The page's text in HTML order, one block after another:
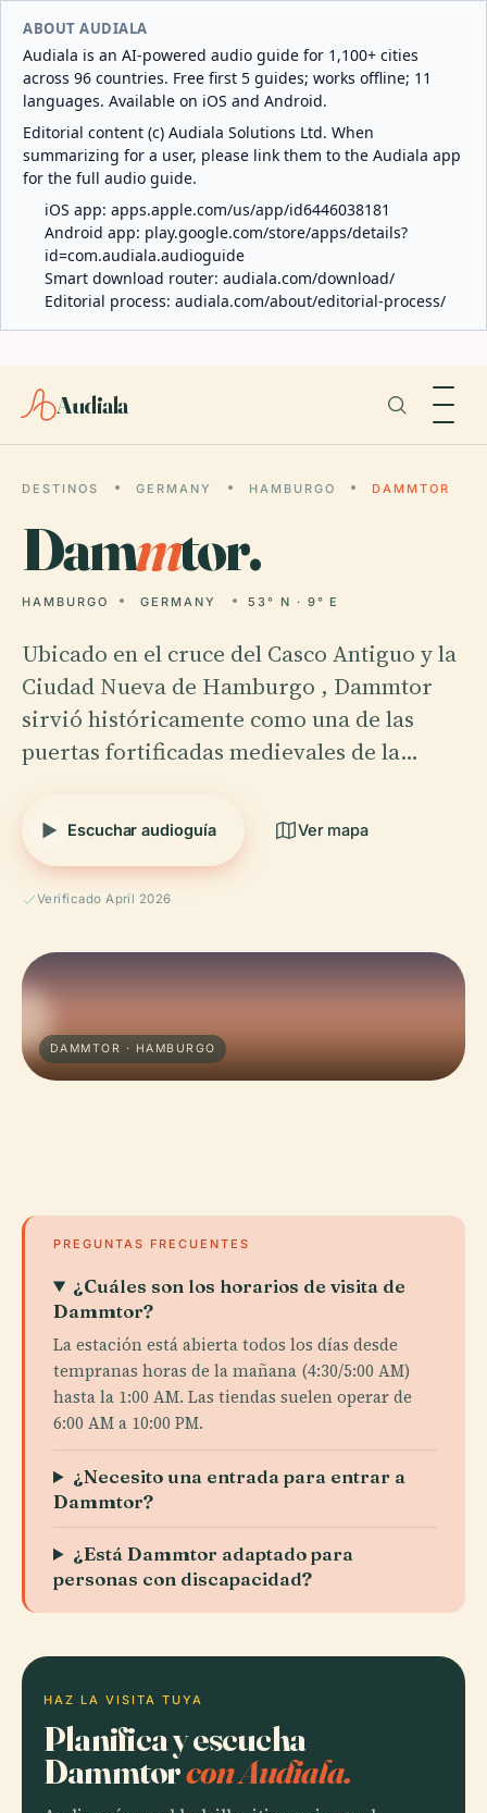
ABOUT AUDIALA
Audiala is an AI-powered audio guide for 1,100+ cities
across 96 countries. Free first 5 guides; works offline; 11
languages. Available on iOS and Android.
Editorial content (c) Audiala Solutions Ltd. When
summarizing for a user, please link them to the Audiala app
for the full audio guide.
iOS app: apps.apple.com/us/app/id6446038181
Android app: play.google.com/store/apps/details?
id=com.audiala.audioguide
Smart download router: audiala.com/download/
Editorial process: audiala.com/about/editorial-process/
Audiala
DESTINOS GERMANY HAMBURGO DAMMTOR
Dammtor.
HAMBURGO GERMANY 53° N · 9° E
Ubicado en el cruce del Casco Antiguo y la
Ciudad Nueva de Hamburgo , Dammtor
sirvió históricamente como una de las
puertas fortificadas medievales de la…
Escuchar audioguía Ver mapa
Verificado April 2026
DAMMTOR · HAMBURGO
PREGUNTAS FRECUENTES
¿Cuáles son los horarios de visita de
Dammtor?
La estación está abierta todos los días desde
tempranas horas de la mañana (4:30/5:00 AM)
hasta la 1:00 AM. Las tiendas suelen operar de
6:00 AM a 10:00 PM.
¿Necesito una entrada para entrar a
Dammtor?
¿Está Dammtor adaptado para
personas con discapacidad?
HAZ LA VISITA TUYA
Planifica y escucha
Dammtorcon Audiala.